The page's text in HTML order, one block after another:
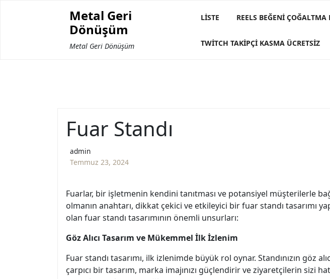
Metal Geri
Dönüşüm
Metal Geri Dönüşüm
LISTE REELS BEĞENI ÇOĞALTMA
TWITCH TAKIPÇI KASMA ÜCRETSIZ
Fuar Standı
admin
Temmuz 23, 2024
Fuarlar, bir işletmenin kendini tanıtması ve potansiyel müşterilerle
olmanın anahtarı, dikkat çekici ve etkileyici bir fuar standı tasarımı
olan fuar standı tasarımının önemli unsurları:
Göz Alıcı Tasarım ve Mükemmel İlk İzlenim
Fuar standı tasarımı, ilk izlenimde büyük rol oynar. Standınızın göz
çarpıcı bir tasarım, marka imajınızı güçlendirir ve ziyaretçilerin sizi